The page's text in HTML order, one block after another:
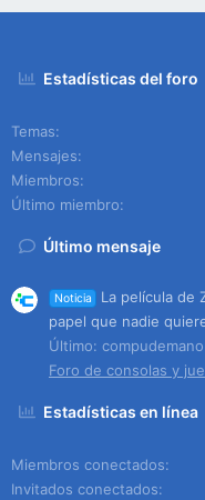
Estadísticas del foro
Temas
Mensajes
Miembros
Último miembro
Último mensaje
Noticia
La película de
papel que nadie
Último: compudemano
Foro de consolas y
Estadísticas en línea
Miembros conectados
Invitados conectados